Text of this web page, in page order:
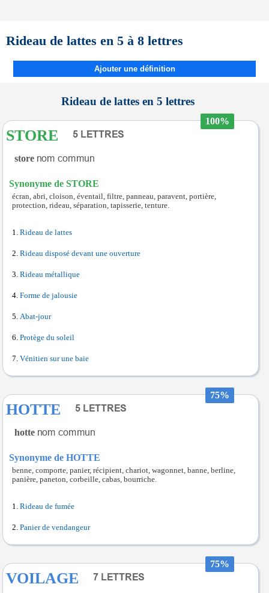
Rideau de lattes en 5 à 8 lettres
Ajouter une définition
Rideau de lattes en 5 lettres
100%
STORE
store
Synonyme de STORE
écran, abri, cloison, éventail, filtre, panneau, paravent, portière,
protection, rideau, séparation, tapisserie, tenture.
Rideau de lattes
Rideau disposé devant une ouverture
Rideau métallique
Forme de jalousie
Abat-jour
Protège du soleil
Vénitien sur une baie
75%
HOTTE
hotte
Synonyme de HOTTE
benne, comporte, panier, récipient, chariot, wagonnet, banne, berline,
panière, paneton, corbeille, cabas, bourriche.
Rideau de fumée
Panier de vendangeur
75%
VOILAGE